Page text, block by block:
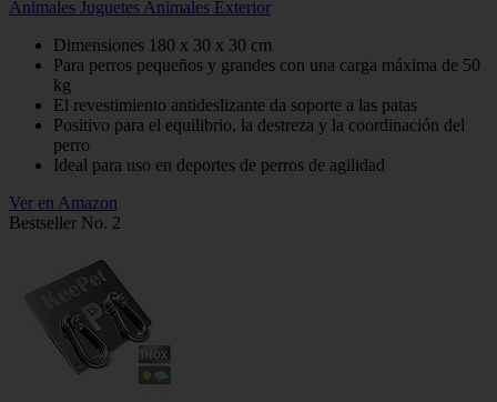
Animales Juguetes Animales Exterior
Dimensiones 180 x 30 x 30 cm
Para perros pequeños y grandes con una carga máxima de 50
kg
El revestimiento antideslizante da soporte a las patas
Positivo para el equilibrio, la destreza y la coordinación del
perro
Ideal para uso en deportes de perros de agilidad
Ver en Amazon
Bestseller No. 2